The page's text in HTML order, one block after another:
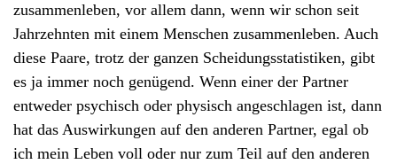
n
a
i
g
a
zusammenleben, vor allem dann, wenn wir schon seit
Jahrzehnten mit einem Menschen zusammenleben. Auch
diese Paare, trotz der ganzen Scheidungsstatistiken, gibt
es ja immer noch genügend. Wenn einer der Partner
entweder psychisch oder physisch angeschlagen ist, dann
hat das Auswirkungen auf den anderen Partner, egal ob
ich mein Leben voll oder nur zum Teil auf den anderen